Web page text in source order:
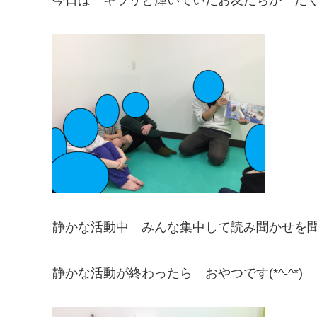
静かな活動中 みんな集中して読み聞かせを
静かな活動が終わったら おやつです(*^-^*)